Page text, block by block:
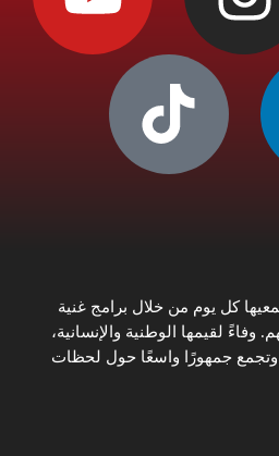
كل يوم من خلال برامج غنية
وفاءً لقيمها الوطنية والإنسانية،
وتجمع جمهورًا واسعًا حول لحظات